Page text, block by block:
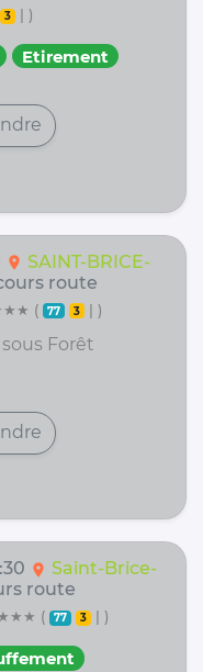
3 | )
Etirement
location_on SAINT-BRICE-
route
( 77 3 | )
Forêt
location_on Saint-Brice-
route
( 77 3 | )